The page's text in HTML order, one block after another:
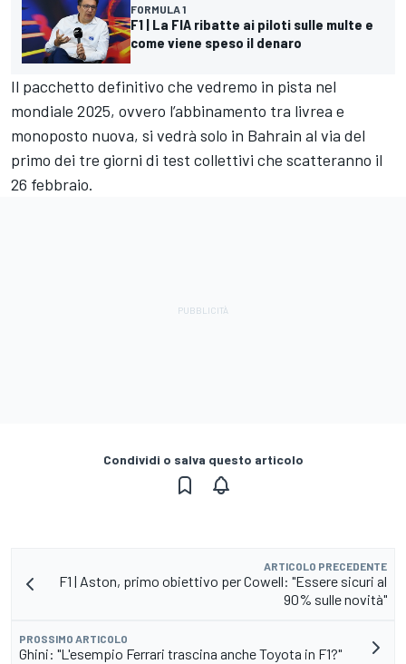
FORMULA 1
F1 | La FIA ribatte ai piloti sulle multe e
come viene speso il denaro
Il pacchetto definitivo che vedremo in pista nel
mondiale 2025, ovvero l’abbinamento tra livrea e
monoposto nuova, si vedrà solo in Bahrain al via del
primo dei tre giorni di test collettivi che scatteranno il
26 febbraio.
Condividi o salva questo articolo
ARTICOLO PRECEDENTE
F1 | Aston, primo obiettivo per Cowell: "Essere sicuri al
90% sulle novità"
PROSSIMO ARTICOLO
Ghini: "L'esempio Ferrari trascina anche Toyota in F1?"